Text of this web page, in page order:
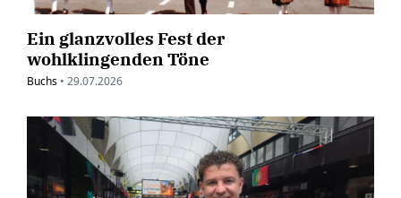
Ein glanzvolles Fest der
wohlklingenden Töne
Buchs • 29.07.2026